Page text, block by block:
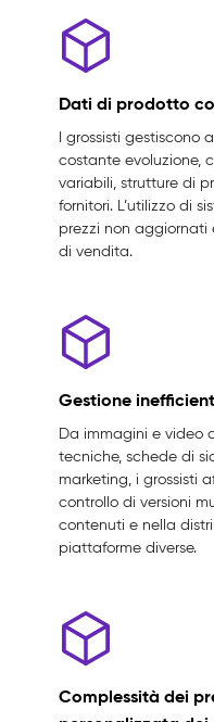
Dati di prodotto
I grossisti gestiscono
costante evoluzione,
variabili, strutture di
fornitori. L’utilizzo di
prezzi non aggiornati
di vendita.
Gestione
Da immagini e video
tecniche, schede di
marketing, i grossisti
controllo di versioni
contenuti e nella
piattaforme diverse.
Complessità dei